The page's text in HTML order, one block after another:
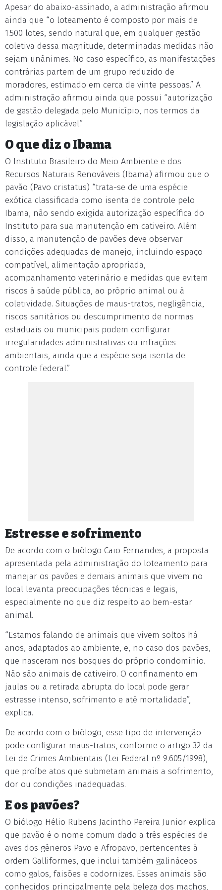
Apesar do abaixo-assinado, a administração afirmou
ainda que “o loteamento é composto por mais de
1.500 lotes, sendo natural que, em qualquer gestão
coletiva dessa magnitude, determinadas medidas não
sejam unânimes. No caso específico, as manifestações
contrárias partem de um grupo reduzido de
moradores, estimado em cerca de vinte pessoas.” A
administração afirmou ainda que possui “autorização
de gestão delegada pelo Município, nos termos da
legislação aplicável.”
O que diz o Ibama
O Instituto Brasileiro do Meio Ambiente e dos
Recursos Naturais Renováveis (Ibama) afirmou que o
pavão (Pavo cristatus) “trata-se de uma espécie
exótica classificada como isenta de controle pelo
Ibama, não sendo exigida autorização específica do
Instituto para sua manutenção em cativeiro. Além
disso, a manutenção de pavões deve observar
condições adequadas de manejo, incluindo espaço
compatível, alimentação apropriada,
acompanhamento veterinário e medidas que evitem
riscos à saúde pública, ao próprio animal ou à
coletividade. Situações de maus-tratos, negligência,
riscos sanitários ou descumprimento de normas
estaduais ou municipais podem configurar
irregularidades administrativas ou infrações
ambientais, ainda que a espécie seja isenta de
controle federal.”
Estresse e sofrimento
De acordo com o biólogo Caio Fernandes, a proposta
apresentada pela administração do loteamento para
manejar os pavões e demais animais que vivem no
local levanta preocupações técnicas e legais,
especialmente no que diz respeito ao bem-estar
animal.
“Estamos falando de animais que vivem soltos há
anos, adaptados ao ambiente, e, no caso dos pavões,
que nasceram nos bosques do próprio condomínio.
Não são animais de cativeiro. O confinamento em
jaulas ou a retirada abrupta do local pode gerar
estresse intenso, sofrimento e até mortalidade”,
explica.
De acordo com o biólogo, esse tipo de intervenção
pode configurar maus-tratos, conforme o artigo 32 da
Lei de Crimes Ambientais (Lei Federal nº 9.605/1998),
que proíbe atos que submetam animais a sofrimento,
dor ou condições inadequadas.
E os pavões?
O biólogo Hélio Rubens Jacintho Pereira Junior explica
que pavão é o nome comum dado a três espécies de
aves dos gêneros Pavo e Afropavo, pertencentes à
ordem Galliformes, que inclui também galináceos
como galos, faisões e codornizes. Esses animais são
conhecidos principalmente pela beleza dos machos,